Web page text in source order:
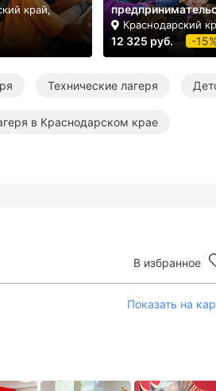
В избранное
Показать на
край,
Краснодарский
12 325 руб. -
Технические лагеря
в Краснодарском крае